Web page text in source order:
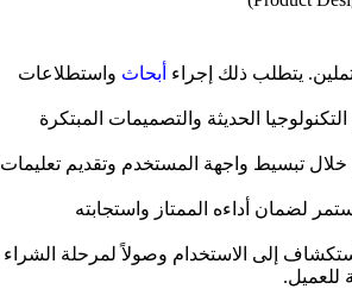
يتطلب ذلك إجراء أبحاث واستطلاعات
الحديثة والتصميمات المبتكرة
تبسيط واجهة المستخدم وتقديم تعليمات
لضمان أداءه الممتاز واستجابته
إلى الاستخدام وصولاً لمرحلة الشراء
للعميل.